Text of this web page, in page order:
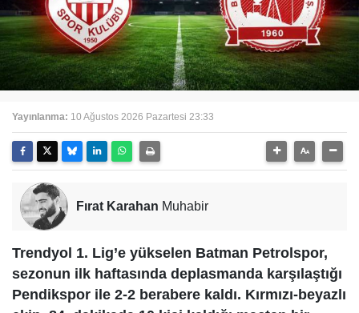
Yayınlanma: 10 Ağustos 2026 Pazartesi 23:33
Fırat Karahan Muhabir
Trendyol 1. Lig’e yükselen Batman Petrolspor,
sezonun ilk haftasında deplasmanda karşılaştığı
Pendikspor ile 2-2 berabere kaldı. Kırmızı-beyazlı